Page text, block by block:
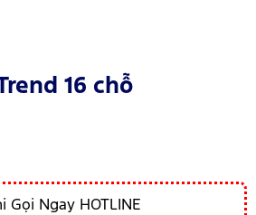
16 chỗ
Ngay HOTLINE